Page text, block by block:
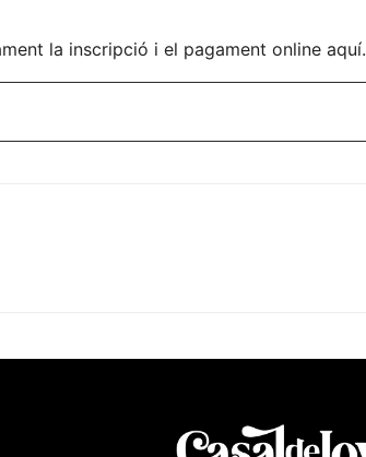
la inscripció i el pagament online aquí.